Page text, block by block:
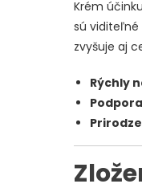
Krém
sú viditeľné
zvyšuje aj
Rýchly